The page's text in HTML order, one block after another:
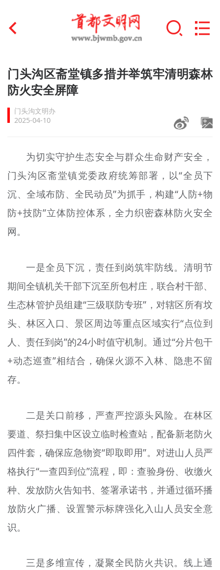
首页
文明创建
文明实践
未成年人思想道德建设
榜样人物
+
身边好人
文明评论
宣传思想文化人才
专题
资料库
+
门头沟区斋堂镇多措并举筑牢清明森林
防火安全屏障
门头沟文明办
2025-04-10
为切实守护生态安全与群众生命财产安全，
门头沟区斋堂镇党委政府统筹部署，以“全员下
沉、全域布防、全民动员”为抓手，构建“人防+物
防+技防”立体防控体系，全力织密森林防火安全
网。
一是全员下沉，责任到岗筑牢防线。清明节
期间全镇机关干部下沉至所包村庄，联合村干部、
生态林管护员组建“三级联防专班”，对辖区所有坟
头、林区入口、景区周边等重点区域实行“点位到
人、责任到岗”的24小时值守机制。通过“分片包干
+动态巡查”相结合，确保火源不入林、隐患不留
存。
二是关口前移，严查严控源头风险。在林区
要道、祭扫集中区设立临时检查站，配备新老防火
四件套，确保应急物资“即取即用”。对进山人员严
格执行“一查四到位”流程，即：查验身份、收缴火
种、发放防火告知书、签署承诺书，并通过循环播
放防火广播、设置警示标牌强化入山人员安全意
识。
三是多维宣传，凝聚全民防火共识。线上通